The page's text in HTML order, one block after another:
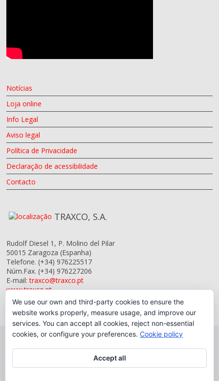
Notícias
Loja online
Info Legal
Aviso legal
Política de Privacidade
Declaração de acessibilidade
Contacto
TRAXCO, S.A.
Rudolf Diesel 1, P. Molino del Pilar
50015 Zaragoza (Espanha)
Telefone.(+34) 976225517
Núm.Fax.(+34) 976227206
E-mail:traxco@traxco.pt
www.traxco.pt
Copyright © 2026 Traxco, S.A.
We use our own and third-party cookies to ensure the
website works properly, measure usage, and improve our
services. You can accept all cookies, reject non-essential
cookies, or configure your preferences. Cookie policy
Accept all